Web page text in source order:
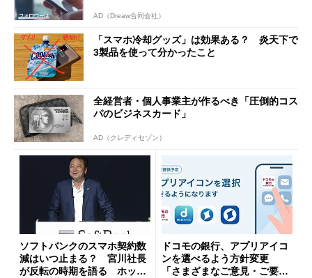
AD（Dreaw合同会社）
「スマホ冷却グッズ」は効果ある？ 炎天下で
3製品を使って分かったこと
全経営者・個人事業主が作るべき「圧倒的コス
パのビジネスカード」
AD（クレディセゾン）
ソフトバンクのスマホ契約数
減はいつ止まる？ 宮川社長
が反転の時期を語る ホッピ
ドコモの銀行、アプリアイコ
ンを選べるよう方針変更
「さまざまなご意見・ご要望